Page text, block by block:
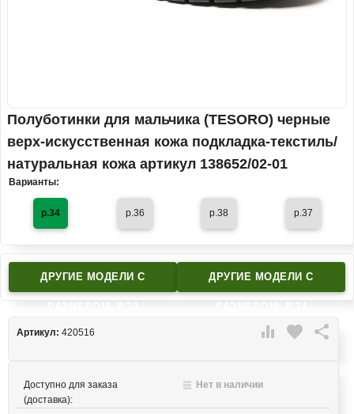
Полуботинки для мальчика (TESORO) черные
верх-искусственная кожа подкладка-текстиль/
натуральная кожа артикул 138652/02-01
Варианты:
р.34 р.36 р.38 р.37
ДРУГИЕ МОДЕЛИ C ДРУГИЕ МОДЕЛИ C
 favorite 
Артикул: 420516
Доступно для заказа
(доставка):
Нет в наличии